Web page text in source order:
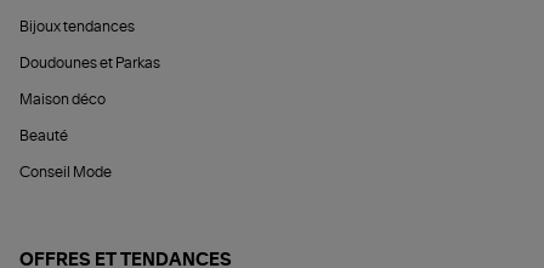
Bijoux tendances
Doudounes et Parkas
Maison déco
Beauté
Conseil Mode
OFFRES ET TENDANCES